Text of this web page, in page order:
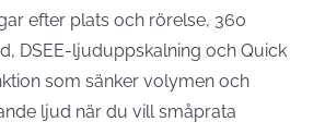
efter plats och rörelse, 360
DSEE-ljuduppskalning och Quick
som sänker volymen och
ljud när du vill småprata